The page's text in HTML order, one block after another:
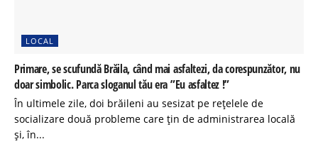
LOCAL
Primare, se scufundă Brăila, când mai asfaltezi, da corespunzător, nu
doar simbolic. Parca sloganul tău era ”Eu asfaltez !”
În ultimele zile, doi brăileni au sesizat pe rețelele de
socializare două probleme care țin de administrarea locală
și, în...